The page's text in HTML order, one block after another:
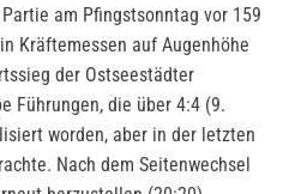
am Pfingstsonntag vor 159
Kräftemessen auf Augenhöhe
der Ostseestädter
Führungen, die über 4:4 (9.
worden, aber in der letzten
Nach dem Seitenwechsel